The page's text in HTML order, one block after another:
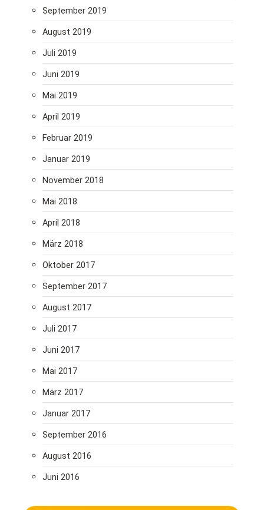
September 2019
August 2019
Juli 2019
Juni 2019
Mai 2019
April 2019
Februar 2019
Januar 2019
November 2018
Mai 2018
April 2018
März 2018
Oktober 2017
September 2017
August 2017
Juli 2017
Juni 2017
Mai 2017
März 2017
Januar 2017
September 2016
August 2016
Juni 2016